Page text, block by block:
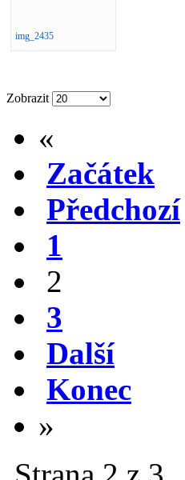
img_2435
Zobrazit
«
Začátek
Předchozí
1
2
3
Další
Konec
»